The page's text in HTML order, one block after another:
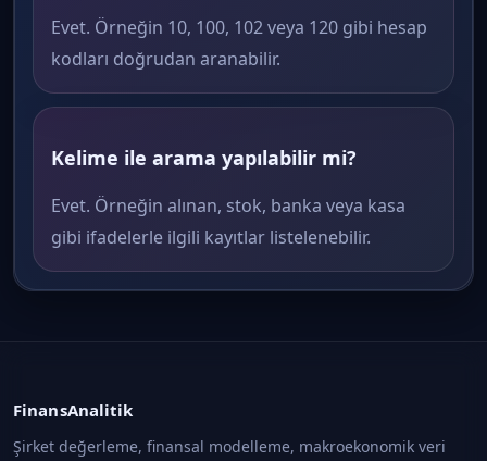
Evet. Örneğin 10, 100, 102 veya 120 gibi hesap
kodları doğrudan aranabilir.
Kelime ile arama yapılabilir mi?
Evet. Örneğin alınan, stok, banka veya kasa
gibi ifadelerle ilgili kayıtlar listelenebilir.
FinansAnalitik
Şirket değerleme, finansal modelleme, makroekonomik veri